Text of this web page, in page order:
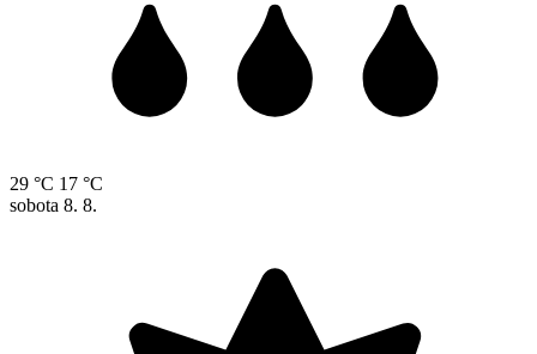
29 °C 17 °C
sobota 8. 8.